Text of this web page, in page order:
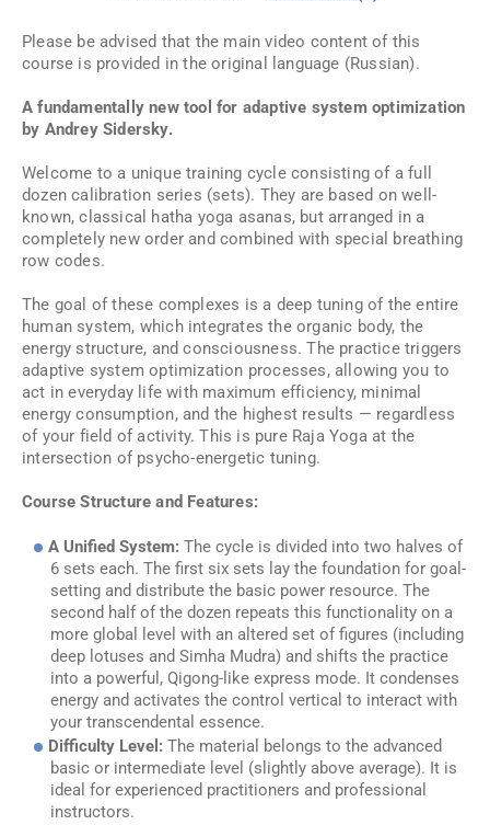
Please be advised that the main video content of this
course is provided in the original language (Russian).
A fundamentally new tool for adaptive system optimization
by Andrey Sidersky.
Welcome to a unique training cycle consisting of a full
dozen calibration series (sets). They are based on well-
known, classical hatha yoga asanas, but arranged in a
completely new order and combined with special breathing
row codes.
The goal of these complexes is a deep tuning of the entire
human system, which integrates the organic body, the
energy structure, and consciousness. The practice triggers
adaptive system optimization processes, allowing you to
act in everyday life with maximum efficiency, minimal
energy consumption, and the highest results — regardless
of your field of activity. This is pure Raja Yoga at the
intersection of psycho-energetic tuning.
Course Structure and Features:
A Unified System: The cycle is divided into two halves of
6 sets each. The first six sets lay the foundation for goal-
setting and distribute the basic power resource. The
second half of the dozen repeats this functionality on a
more global level with an altered set of figures (including
deep lotuses and Simha Mudra) and shifts the practice
into a powerful, Qigong-like express mode. It condenses
energy and activates the control vertical to interact with
your transcendental essence.
Difficulty Level: The material belongs to the advanced
basic or intermediate level (slightly above average). It is
ideal for experienced practitioners and professional
instructors.